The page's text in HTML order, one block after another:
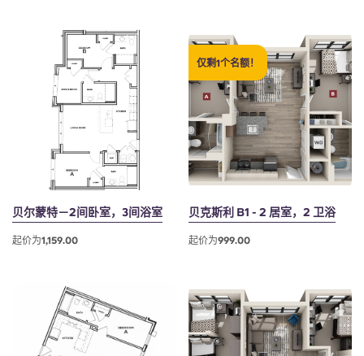
Portuguese
贝尔蒙特－2间卧室，3间浴室
起价为1,159.00
仅剩1个名额！
贝克斯利 B1 - 2 居室，2 卫浴
起价为999.00